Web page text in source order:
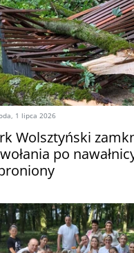
1 lipca 2026
Wolsztyński
po